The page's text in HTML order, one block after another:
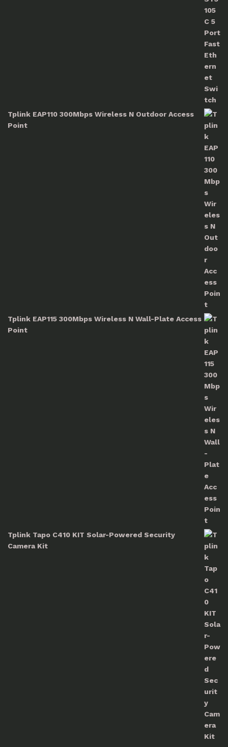
Tplink EAP110 300Mbps Wireless N Outdoor Access
Point
Tplink EAP115 300Mbps Wireless N Wall-Plate Access
Point
Tplink Tapo C410 KIT Solar-Powered Security
Camera Kit